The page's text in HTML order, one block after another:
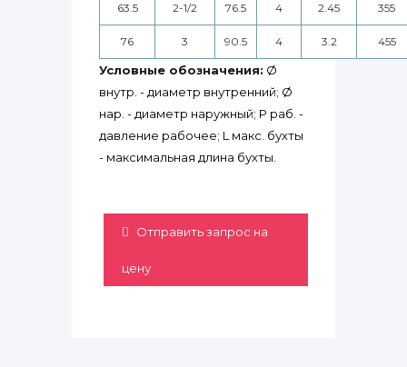
63.5 2-1/2 76.5 4 2.45 355
76 3 90.5 4 3.2 455
Условные обозначения: Ø
внутр. - диаметр внутренний; Ø
нар. - диаметр наружный; P раб. -
давление рабочее; L макс. бухты
- максимальная длина бухты.
Отправить запрос на
цену